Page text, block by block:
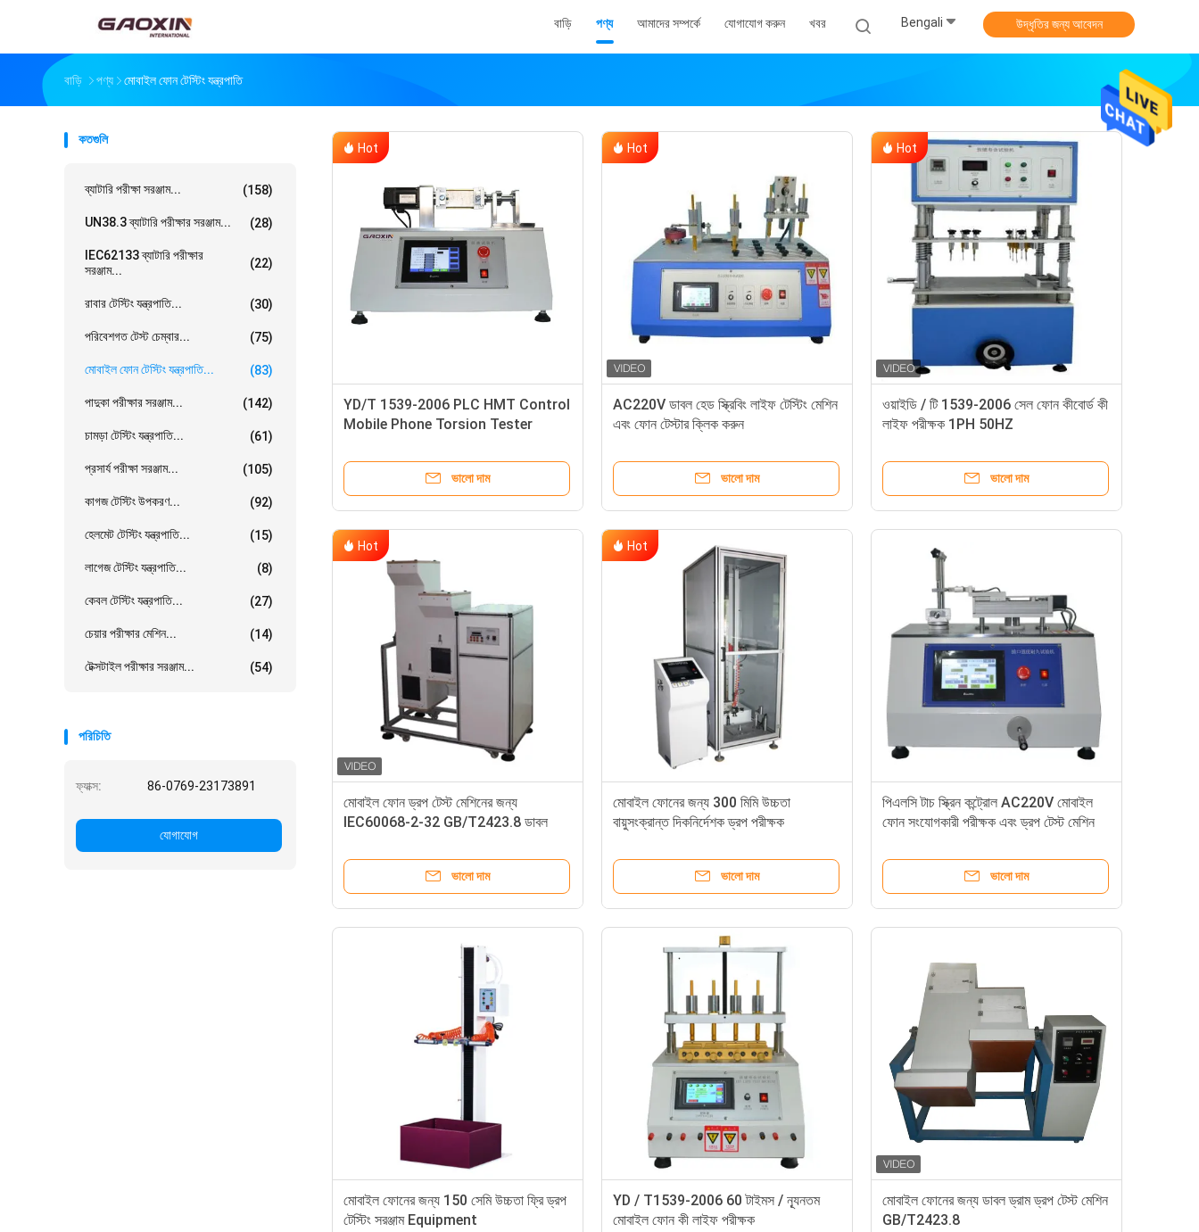
বাড়ি পণ্য আমাদের সম্পর্কে যোগাযোগ করুন খবর Bengali উদ্ধৃতির জন্য আবেদন
বাড়ি পণ্য মোবাইল ফোন টেস্টিং যন্ত্রপাতি
কতগুলি
ব্যাটারি পরীক্ষা সরঞ্জাম... (158)
UN38.3 ব্যাটারি পরীক্ষার সরঞ্জাম... (28)
IEC62133 ব্যাটারি পরীক্ষার
সরঞ্জাম...
(22)
রাবার টেস্টিং যন্ত্রপাতি... (30)
পরিবেশগত টেস্ট চেম্বার... (75)
মোবাইল ফোন টেস্টিং যন্ত্রপাতি... (83)
পাদুকা পরীক্ষার সরঞ্জাম... (142)
চামড়া টেস্টিং যন্ত্রপাতি... (61)
প্রসার্য পরীক্ষা সরঞ্জাম... (105)
কাগজ টেস্টিং উপকরণ... (92)
হেলমেট টেস্টিং যন্ত্রপাতি... (15)
লাগেজ টেস্টিং যন্ত্রপাতি... (8)
কেবল টেস্টিং যন্ত্রপাতি... (27)
চেয়ার পরীক্ষার মেশিন... (14)
টেক্সটাইল পরীক্ষার সরঞ্জাম... (54)
পরিচিতি
ফ্যাক্স: 86-0769-23173891
যোগাযোগ
Hot
YD/T 1539-2006 PLC HMT Control
Mobile Phone Torsion Tester
ভালো দাম
Hot
AC220V ডাবল হেড স্ক্রিবিং লাইফ টেস্টিং মেশিন
এবং ফোন টেস্টার ক্লিক করুন
ভালো দাম
Hot
ওয়াইডি / টি 1539-2006 সেল ফোন কীবোর্ড কী
লাইফ পরীক্ষক 1PH 50HZ
ভালো দাম
Hot
মোবাইল ফোন ড্রপ টেস্ট মেশিনের জন্য
IEC60068-2-32 GB/T2423.8 ডাবল
ভালো দাম
Hot
মোবাইল ফোনের জন্য 300 মিমি উচ্চতা
বায়ুসংক্রান্ত দিকনির্দেশক ড্রপ পরীক্ষক
ভালো দাম
পিএলসি টাচ স্ক্রিন কন্ট্রোল AC220V মোবাইল
ফোন সংযোগকারী পরীক্ষক এবং ড্রপ টেস্ট মেশিন
ভালো দাম
মোবাইল ফোনের জন্য 150 সেমি উচ্চতা ফ্রি ড্রপ
টেস্টিং সরঞ্জাম Equipment
YD / T1539-2006 60 টাইমস / ন্যূনতম
মোবাইল ফোন কী লাইফ পরীক্ষক
মোবাইল ফোনের জন্য ডাবল ড্রাম ড্রপ টেস্ট মেশিন
GB/T2423.8